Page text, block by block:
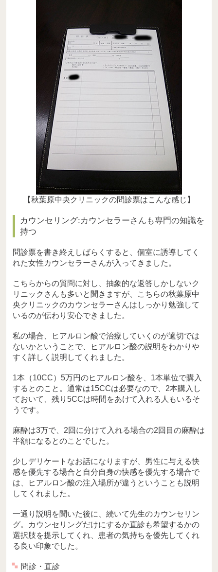
【秋葉原中央クリニックの問診票はこんな感じ】
カウンセリング:カウンセラーさんも専門の知識を
持つ
問診票を書き終えしばらくすると、個室に誘導してく
れた女性カウンセラーさんが入ってきました。
こちらからの質問に対し、抽象的な返答しかしないク
リニックさんも多いと聞きますが、こちらの秋葉原中
央クリニックのカウンセラーさんはしっかり勉強して
いるのが伝わり安心できました。
私の場合、ヒアルロン酸で治療していくのが適切では
ないかということで、ヒアルロン酸の説明をわかりや
すく詳しく説明してくれました。
1本（10CC）5万円のヒアルロン酸を、1本単位で購入
するとのこと。通常は15CCは必要なので、2本購入し
ておいて、残り5CCは時間をあけて入れる人もいるそ
うです。
麻酔は3万で、2回に分けて入れる場合の2回目の麻酔は
半額になるとのことでした。
少しデリケートなお話になりますが、男性に与える快
感を優先する場合と自分自身の快感を優先する場合で
は、ヒアルロン酸の注入場所が違うということも説明
してくれました。
一通り説明を聞いた後に、続いて先生のカウンセリン
グ。カウンセリングだけにするか直診も希望するかの
選択肢を提示してくれ、患者の気持ちを優先してくれ
る良い印象でした。
問診・直診